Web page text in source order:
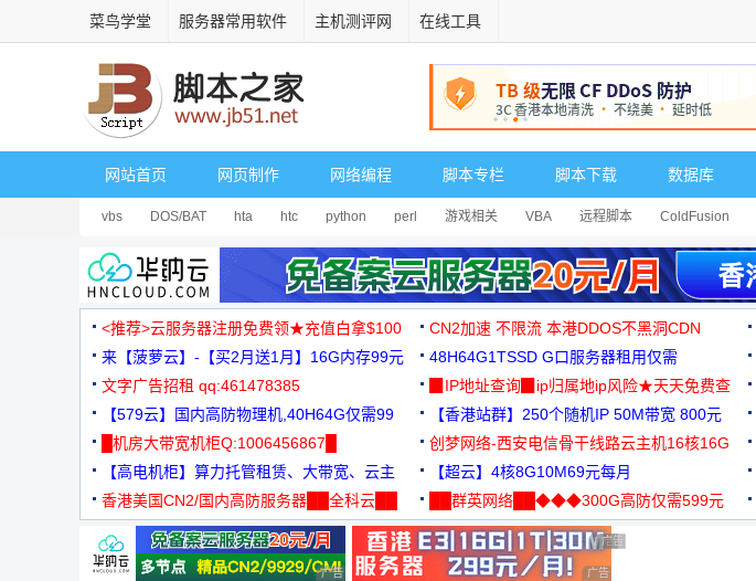
菜鸟学堂 服务器常用软件 主机测评网 在线工具
网站首页 网页制作 网络编程 脚本专栏 脚本下载 数据库
vbs DOS/BAT hta htc python perl 游戏相关 VBA 远程脚本 ColdFusion
<推荐>云服务器注册免费领★充值白拿$100 CN2加速 不限流 本港DDOS不黑洞CDN
来【菠萝云】-【买2月送1月】16G内存99元
48H64G1TSSD G口服务器租用仅需
3000+可免费测试
文字广告招租 qq:461478385
▉IP地址查询▉ip归属地ip风险★天天免费查
【579云】国内高防物理机,40H64G仅需99
元
【香港站群】250个随机IP 50M带宽 800元
█机房大带宽机柜Q:1006456867█
创梦网络-西安电信骨干线路云主机16核16G
88元/月
【高电机柜】算力托管租赁、大带宽、云主
机
【超云】4核8G10M69元每月
香港美国CN2/国内高防服务器██全科云██
██群英网络██◆◆◆300G高防仅需599元
◆◆◆
广告 商业广告，理性选择
广告 商业广告，理性选择 广告 商业广告，理性选择
广告 商业广告，理性选择
广告 商业广告，理性选择